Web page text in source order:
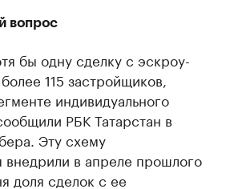
вопрос
бы одну сделку с эскроу-
115 застройщиков,
индивидуального
РБК Татарстан в
Эту схему
внедрили в апреле прошлого
доля сделок с ее